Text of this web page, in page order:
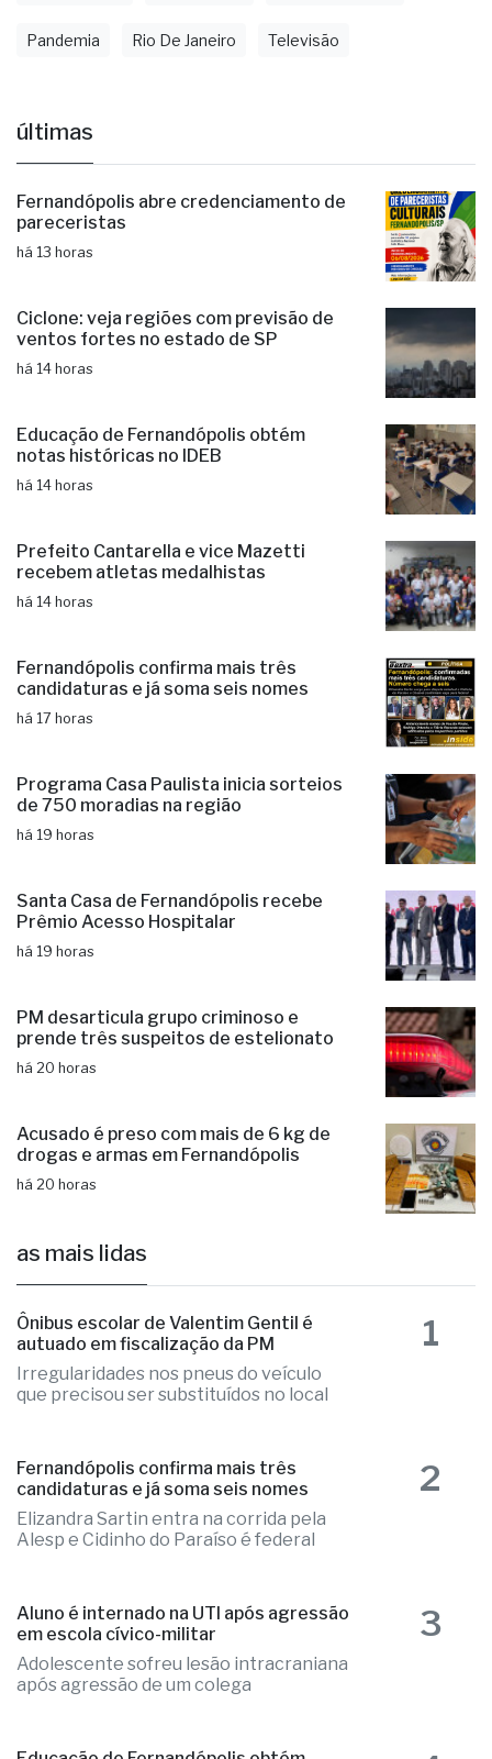
Pandemia Rio De Janeiro Televisão
últimas
Fernandópolis abre credenciamento de
pareceristas
há 13 horas
Ciclone: veja regiões com previsão de
ventos fortes no estado de SP
há 14 horas
Educação de Fernandópolis obtém
notas históricas no IDEB
há 14 horas
Prefeito Cantarella e vice Mazetti
recebem atletas medalhistas
há 14 horas
Fernandópolis confirma mais três
candidaturas e já soma seis nomes
há 17 horas
Programa Casa Paulista inicia sorteios
de 750 moradias na região
há 19 horas
Santa Casa de Fernandópolis recebe
Prêmio Acesso Hospitalar
há 19 horas
PM desarticula grupo criminoso e
prende três suspeitos de estelionato
há 20 horas
Acusado é preso com mais de 6 kg de
drogas e armas em Fernandópolis
há 20 horas
as mais lidas
Ônibus escolar de Valentim Gentil é
autuado em fiscalização da PM
Irregularidades nos pneus do veículo
que precisou ser substituídos no local
1
Fernandópolis confirma mais três
candidaturas e já soma seis nomes
Elizandra Sartin entra na corrida pela
Alesp e Cidinho do Paraíso é federal
2
Aluno é internado na UTI após agressão
em escola cívico-militar
Adolescente sofreu lesão intracraniana
após agressão de um colega
3